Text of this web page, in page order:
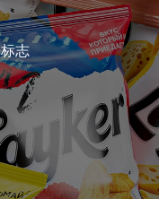
标志